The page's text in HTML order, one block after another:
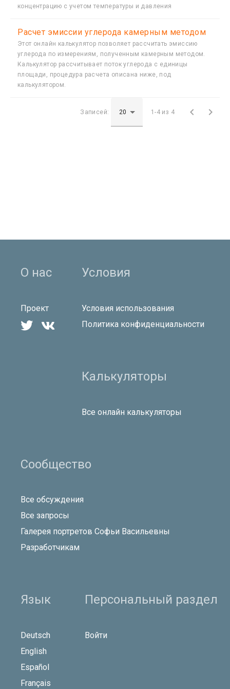
концентрацию с учетом температуры и давления
Расчет эмиссии углерода камерным методом
Этот онлайн калькулятор позволяет рассчитать эмиссию
углерода по измерениям, полученным камерным методом.
Калькулятор рассчитывает поток углерода с единицы
площади, процедура расчета описана ниже, под
калькулятором.
Записей: 1-4 из 4  
О нас
Проект
 
Условия
Условия использования
Политика конфиденциальности
Калькуляторы
Все онлайн калькуляторы
Сообщество
Все обсуждения
Все запросы
Галерея портретов Софьи Васильевны
Разработчикам
Язык
Deutsch
English
Español
Français
Персональный раздел
Войти